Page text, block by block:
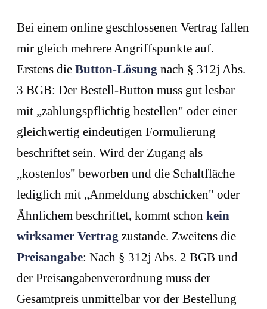
Bei einem online geschlossenen Vertrag fallen
mir gleich mehrere Angriffspunkte auf.
Erstens die Button-Lösung nach § 312j Abs.
3 BGB: Der Bestell-Button muss gut lesbar
mit „zahlungspflichtig bestellen" oder einer
gleichwertig eindeutigen Formulierung
beschriftet sein. Wird der Zugang als
„kostenlos" beworben und die Schaltfläche
lediglich mit „Anmeldung abschicken" oder
Ähnlichem beschriftet, kommt schon kein
wirksamer Vertrag zustande. Zweitens die
Preisangabe: Nach § 312j Abs. 2 BGB und
der Preisangabenverordnung muss der
Gesamtpreis unmittelbar vor der Bestellung